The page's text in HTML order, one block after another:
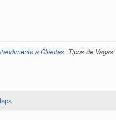
a Clientes. Tipos de Vagas: